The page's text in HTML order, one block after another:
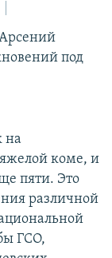
под
на
коме, и
пяти. Это
различной
ГСО,